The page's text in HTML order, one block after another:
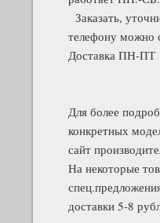
Заказать,
телефону можно
Доставка ПН-ПТ
Для более
конкретных
сайт
На некоторые
доставки 5-8